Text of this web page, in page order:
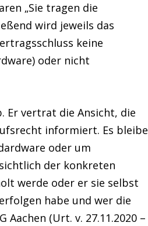
„Sie tragen die
wird jeweils das
keine
oder nicht
Er vertrat die Ansicht, die
informiert. Es bleibe
oder um
der konkreten
werde oder er sie selbst
habe und wer die
(Urt. v. 27.11.2020 –